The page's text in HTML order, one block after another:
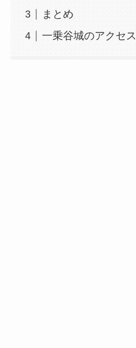
まとめ
一乗谷城のアクセス